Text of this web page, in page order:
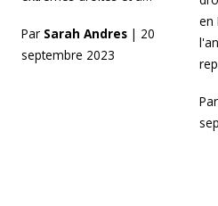
Par Sarah Andres | 20
septembre 2023
en
Par